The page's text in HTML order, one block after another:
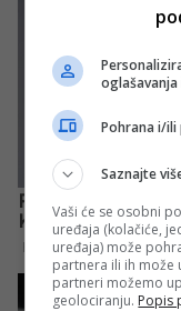
oglašavanja
Pohrana i/ili
Saznajte
Vaši će se osobni
uređaja (kolačiće,
uređaja) može
partnera ili ih može
partneri možemo
geolociranju. Popis